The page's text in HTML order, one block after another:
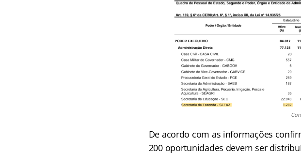
De acordo com as informações
200 oportunidades devem ser